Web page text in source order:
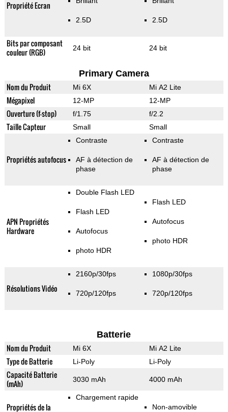
Propriété Ecran
2.5D 2.5D
Bits par composant
couleur (RGB)
24 bit 24 bit
Primary Camera
Nom du Produit Mi 6X Mi A2 Lite
Mégapixel 12-MP 12-MP
Ouverture (f-stop) f/1.75 f/2.2
Taille Capteur Small Small
Propriétés autofocus
Contraste
AF à détection de
phase
Contraste
AF à détection de
phase
APN Propriétés
Hardware
Double Flash LED
Flash LED
Autofocus
photo HDR
Flash LED
Autofocus
photo HDR
Résolutions Vidéo
2160p/30fps
720p/120fps
1080p/30fps
720p/120fps
Batterie
Nom du Produit Mi 6X Mi A2 Lite
Type de Batterie Li-Poly Li-Poly
Capacité Batterie
(mAh)
3030 mAh 4000 mAh
Propriétés de la
Chargement rapide
Non-amovible